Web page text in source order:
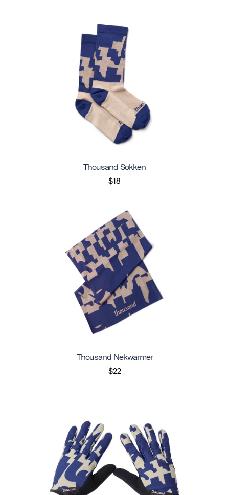
Thousand Sokken
$18
Thousand Nekwarmer
$22